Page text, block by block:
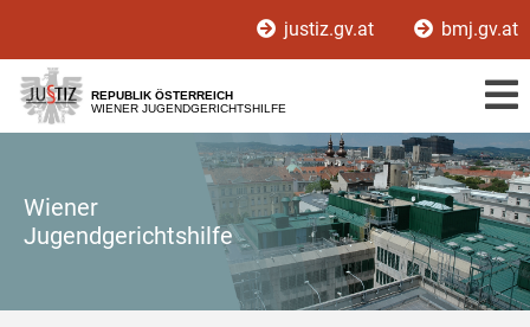
[1]
[2]
[3]
justiz.gv.at bmj.gv.at
REPUBLIK ÖSTERREICH
WIENER JUGENDGERICHTSHILFE
Wiener
Jugendgerichtshilfe